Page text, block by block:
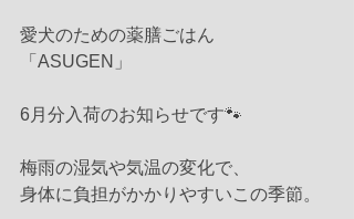
愛犬のための薬膳ごはん
「ASUGEN」
6月分入荷のお知らせです🐾
梅雨の湿気や気温の変化で、
身体に負担がかかりやすいこの季節。